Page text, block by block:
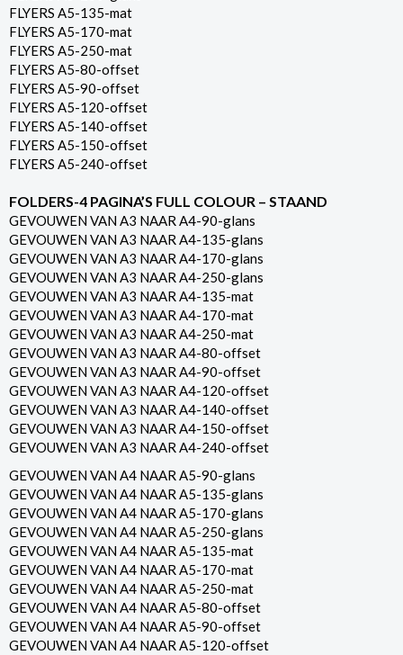
FLYERS A5-135-mat
FLYERS A5-170-mat
FLYERS A5-250-mat
FLYERS A5-80-offset
FLYERS A5-90-offset
FLYERS A5-120-offset
FLYERS A5-140-offset
FLYERS A5-150-offset
FLYERS A5-240-offset
FOLDERS-4 PAGINA’S FULL COLOUR – STAAND
GEVOUWEN VAN A3 NAAR A4-90-glans
GEVOUWEN VAN A3 NAAR A4-135-glans
GEVOUWEN VAN A3 NAAR A4-170-glans
GEVOUWEN VAN A3 NAAR A4-250-glans
GEVOUWEN VAN A3 NAAR A4-135-mat
GEVOUWEN VAN A3 NAAR A4-170-mat
GEVOUWEN VAN A3 NAAR A4-250-mat
GEVOUWEN VAN A3 NAAR A4-80-offset
GEVOUWEN VAN A3 NAAR A4-90-offset
GEVOUWEN VAN A3 NAAR A4-120-offset
GEVOUWEN VAN A3 NAAR A4-140-offset
GEVOUWEN VAN A3 NAAR A4-150-offset
GEVOUWEN VAN A3 NAAR A4-240-offset
GEVOUWEN VAN A4 NAAR A5-90-glans
GEVOUWEN VAN A4 NAAR A5-135-glans
GEVOUWEN VAN A4 NAAR A5-170-glans
GEVOUWEN VAN A4 NAAR A5-250-glans
GEVOUWEN VAN A4 NAAR A5-135-mat
GEVOUWEN VAN A4 NAAR A5-170-mat
GEVOUWEN VAN A4 NAAR A5-250-mat
GEVOUWEN VAN A4 NAAR A5-80-offset
GEVOUWEN VAN A4 NAAR A5-90-offset
GEVOUWEN VAN A4 NAAR A5-120-offset